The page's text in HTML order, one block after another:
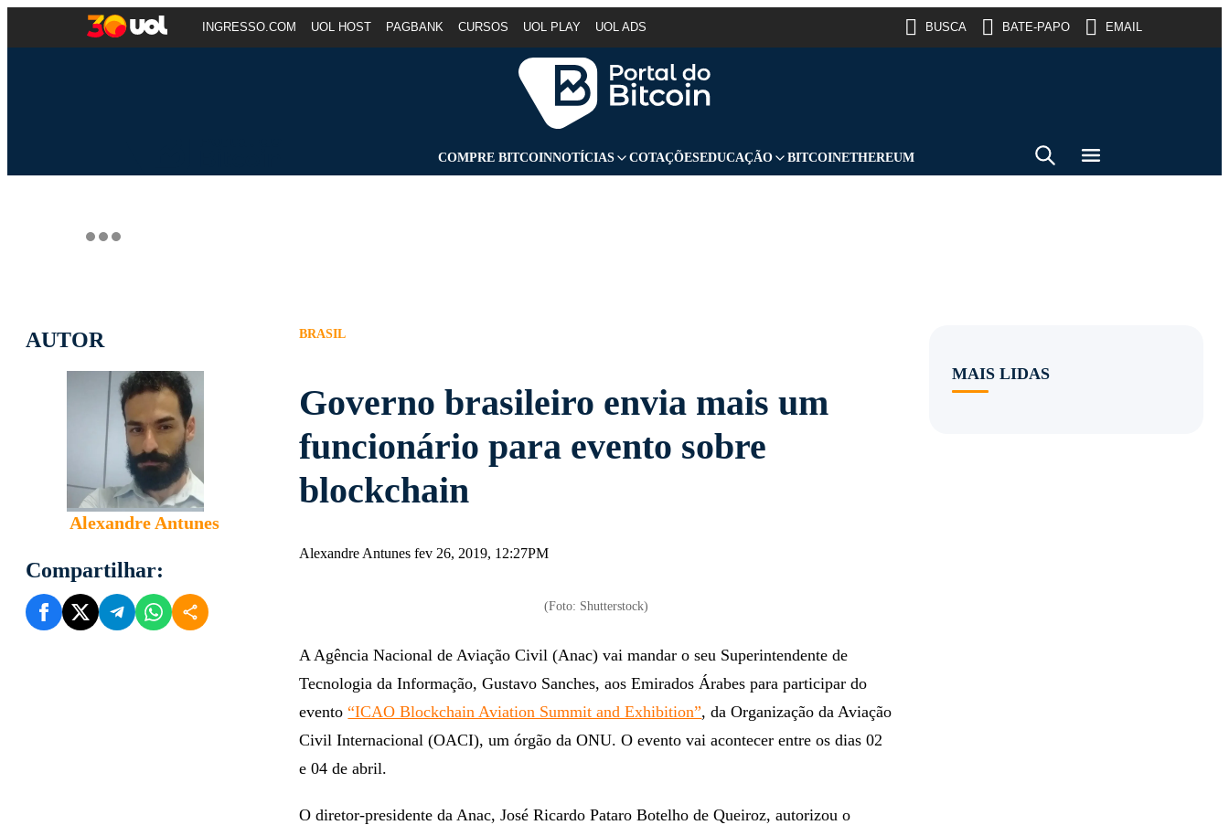
INGRESSO.COM UOL HOST PAGBANK CURSOS UOL PLAY UOL ADS BUSCA BATE-PAPO EMAIL
COMPRE BITCOINNOTÍCIAS COTAÇÕESEDUCAÇÃO BITCOINETHEREUM
AUTOR
Alexandre Antunes
Compartilhar:
BRASIL
Governo brasileiro envia mais um
funcionário para evento sobre
blockchain
Alexandre Antunes fev 26, 2019, 12:27PM
(Foto: Shutterstock)
A Agência Nacional de Aviação Civil (Anac) vai mandar o seu Superintendente de
Tecnologia da Informação, Gustavo Sanches, aos Emirados Árabes para participar do
evento“ICAO Blockchain Aviation Summit and Exhibition”, da Organização da Aviação
Civil Internacional (OACI), um órgão da ONU. O evento vai acontecer entre os dias 02
e 04 de abril.
O diretor-presidente da Anac, José Ricardo Pataro Botelho de Queiroz, autorizou o
MAIS LIDAS